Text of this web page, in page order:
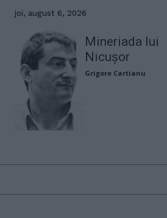
joi, august 6, 2026
Mineriada lui
Nicușor
Grigore Cartianu